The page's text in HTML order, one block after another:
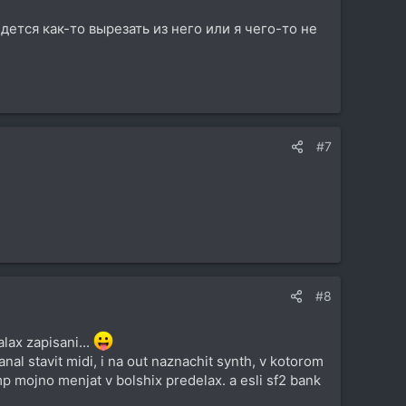
как-то вырезать из него или я чего-то не
#7
#8
zapisani...
stavit midi, i na out naznachit synth, v kotorom
mojno menjat v bolshix predelax. a esli sf2 bank